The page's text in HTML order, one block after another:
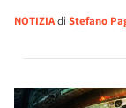
NOTIZIAdi Stefano